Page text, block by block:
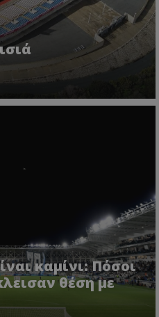
καμίνι: Πόσοι
θέση με